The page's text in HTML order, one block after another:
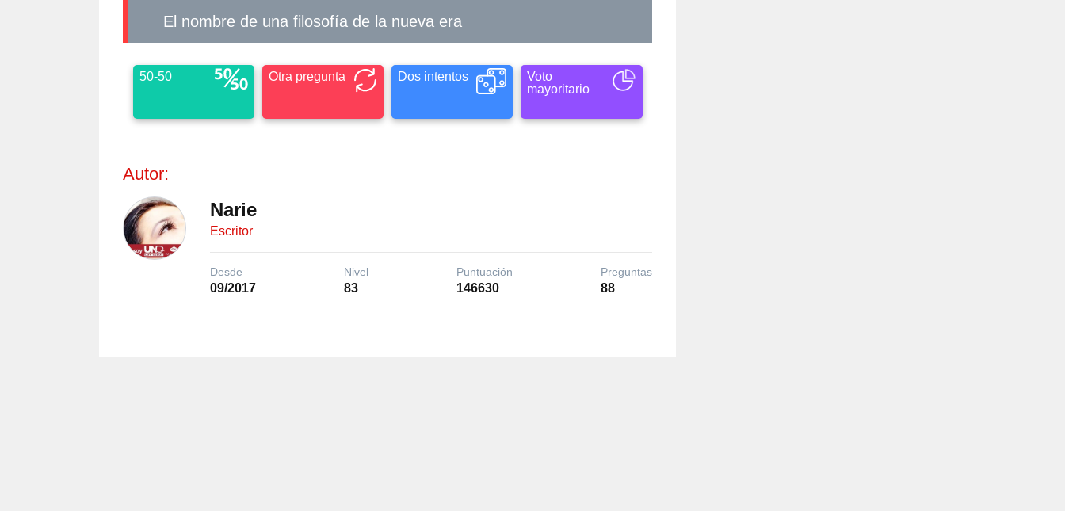
El nombre de una filosofía de la nueva era
50-50 Otra pregunta Dos intentos
Voto
mayoritario
Autor:
Narie
Escritor
Desde
09/2017
Nivel
83
Puntuación
146630
Preguntas
88